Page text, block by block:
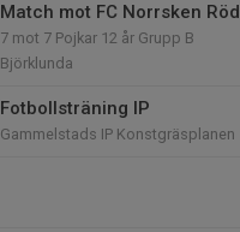
Match mot FC Norrsken Röd
7 mot 7 Pojkar 12 år Grupp B
Björklunda
Fotbollsträning IP
Gammelstads IP Konstgräsplanen